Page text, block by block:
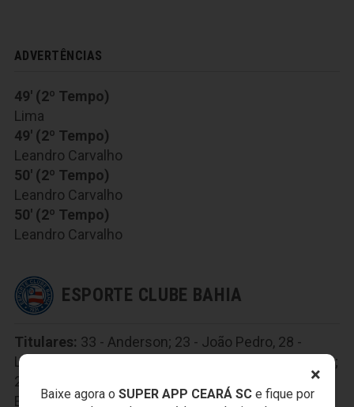
×
Baixe agora o SUPER APP CEARÁ SCe fique por
ADVERTÊNCIAS
49' (2º Tempo)
Lima
49' (2º Tempo)
Leandro Carvalho
50' (2º Tempo)
Leandro Carvalho
50' (2º Tempo)
Leandro Carvalho
ESPORTE CLUBE BAHIA
Titulares: 33 - Anderson; 23 - João Pedro, 28 -
Lucas Fonseca, 40 - Juninho, 29 - Juninho Capixaba;
26 - Gregore, 24 - Flávio, 11 - Rossi, 25 - Clayson, 7-
Elber; 9 - Gilberto